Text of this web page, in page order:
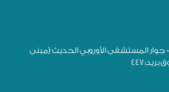
جوار المستشفى الأوروبي الحديث (مبنى
447